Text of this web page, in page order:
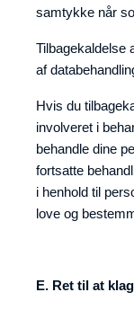
samtykke når
Tilbagekaldelse
af
Hvis du
involveret i
behandle dine
fortsatte
i henhold til
love og
E. Ret til at